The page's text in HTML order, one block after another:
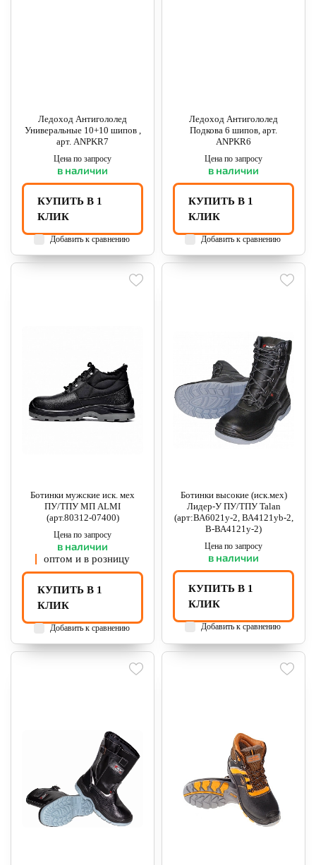
Ледоход Антигололед
Универальные 10+10 шипов ,
арт. ANPKR7
Цена по запросу
в наличии
КУПИТЬ В 1
КЛИК
Добавить к сравнению
Ледоход Антигололед
Подкова 6 шипов, арт.
ANPKR6
Цена по запросу
в наличии
КУПИТЬ В 1
КЛИК
Добавить к сравнению
Ботинки мужские иск. мех
ПУ/ТПУ МП ALMI
(арт.80312-07400)
Цена по запросу
в наличии
оптом и в розницу
КУПИТЬ В 1
КЛИК
Добавить к сравнению
Ботинки высокие (иск.мех)
Лидер-У ПУ/ТПУ Talan
(арт:ВА6021у-2, ВА4121уb-2,
В-ВА4121у-2)
Цена по запросу
в наличии
КУПИТЬ В 1
КЛИК
Добавить к сравнению